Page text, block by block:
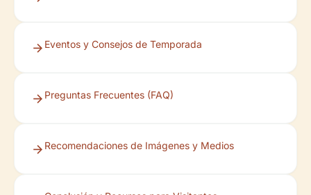
Eventos y Consejos de Temporada
Preguntas Frecuentes (FAQ)
Recomendaciones de Imágenes y Medios